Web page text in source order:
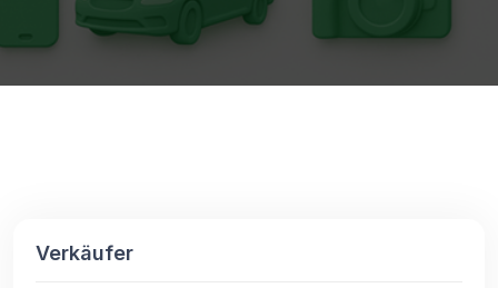
Verkäufer